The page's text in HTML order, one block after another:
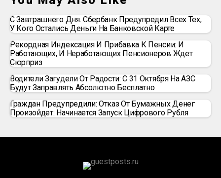
С Завтрашнего Дня. Сбербанк Предупредил Всех Тех,
У Кого Остались Деньги На Банковской Карте
Рекордная Индексация И Прибавка К Пенсии: И
Работающих, И Неработающих Пенсионеров Ждет
Сюрприз
Водители Загудели От Радости: С 31 Октября На АЗС
Будут Заправлять Абсолютно Бесплатно
Граждан Предупредили: Отказ От Бумажных Денег
Произойдет: Начинается Запуск Цифрового Рубля